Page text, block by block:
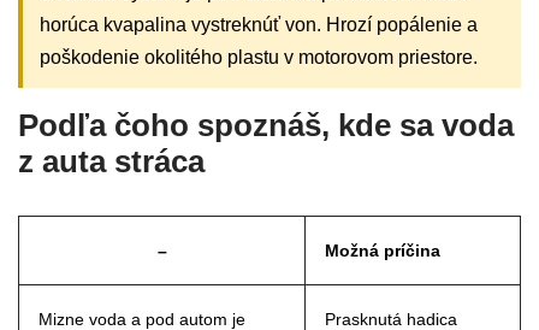
horúca kvapalina vystreknúť von. Hrozí popálenie a
poškodenie okolitého plastu v motorovom priestore.
Podľa čoho spoznáš, kde sa voda
z auta stráca
– Možná príčina
Mizne voda a pod autom je
Prasknutá hadica